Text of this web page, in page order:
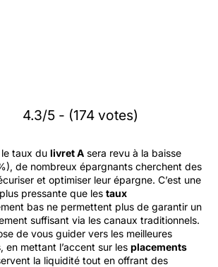
4.3/5 - (174 votes)
taux du livret A sera revu à la baisse
de nombreux épargnants cherchent des
et optimiser leur épargne. C’est une
pressante que les taux
bas ne permettent plus de garantir un
suffisant via les canaux traditionnels.
de vous guider vers les meilleures
en mettant l’accent sur les placements
la liquidité tout en offrant des